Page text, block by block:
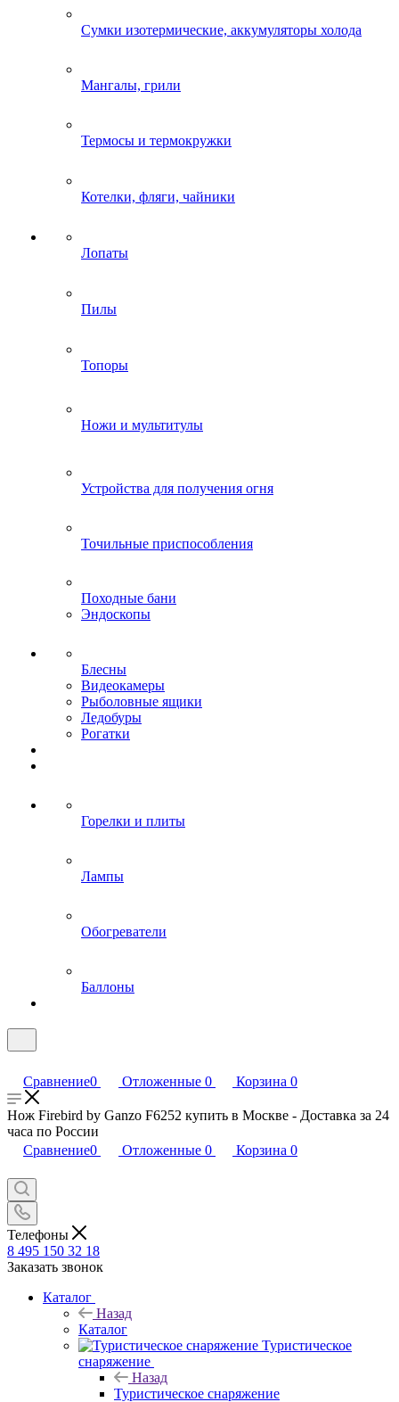
Сумки изотермические, аккумуляторы холода
Мангалы, грили
Термосы и термокружки
Котелки, фляги, чайники
Лопаты
Пилы
Топоры
Ножи и мультитулы
Устройства для получения огня
Точильные приспособления
Походные бани
Эндоскопы
Блесны
Видеокамеры
Рыболовные ящики
Ледобуры
Рогатки
Горелки и плиты
Лампы
Обогреватели
Баллоны
Сравнение0 Отложенные 0 Корзина 0
Нож Firebird by Ganzo F6252 купить в Москве - Доставка за 24
часа по России
Сравнение0 Отложенные 0 Корзина 0
Телефоны
8 495 150 32 18
Заказать звонок
Каталог
Назад
Каталог
Туристическое
снаряжение
Назад
Туристическое снаряжение